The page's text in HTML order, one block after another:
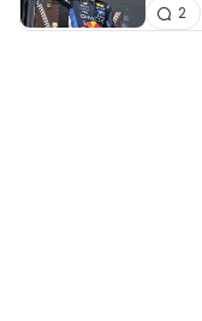
2